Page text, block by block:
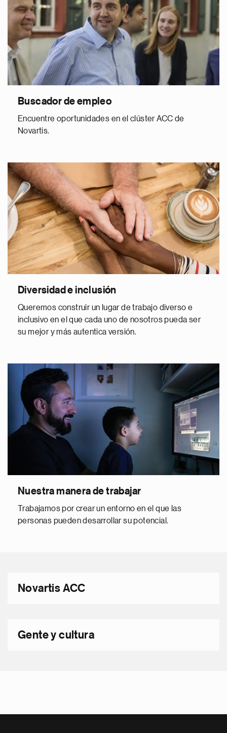
Buscador de empleo
Encuentre oportunidades en el clúster ACC de
Novartis.
Diversidad e inclusión
Queremos construir un lugar de trabajo diverso e
inclusivo en el que cada uno de nosotros pueda ser
su mejor y más autentica versión.
Nuestra manera de trabajar
Trabajamos por crear un entorno en el que las
personas pueden desarrollar su potencial.
Novartis ACC
Gente y cultura